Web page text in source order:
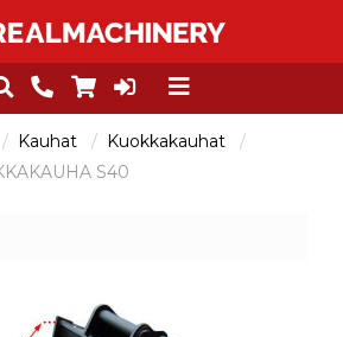
Kauhat
Kuokkakauhat
S40